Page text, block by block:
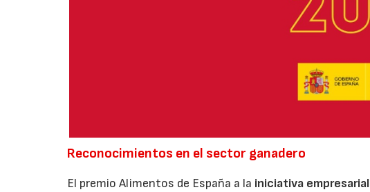
Reconocimientos en el sector ganadero
El premio Alimentos de España a la iniciativa empresarial